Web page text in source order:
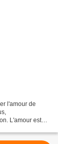
l'amour de
L'amour est